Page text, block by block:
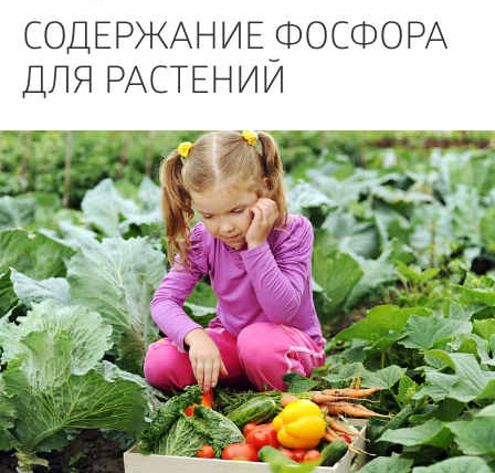
СОДЕРЖАНИЕ ФОСФОРА
ДЛЯ РАСТЕНИЙ
КРАСОТА
ПСИХОЛОГИЯ
ДОМ
КАК?
БИЗНЕС